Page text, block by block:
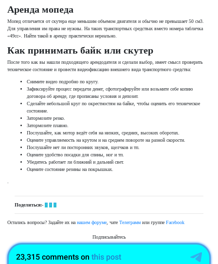
Аренда мопеда
Мопед отличается от скутера еще меньшим объемом двигателя и обычно не превышает 50 см3.
Для управления им права не нужны. На таких транспортных средствах вместо номера табличка
«49сс». Найти такой в аренду практически нереально.
Как принимать байк или скутер
После того как вы нашли подходящего арендодателя и сделали выбор, имеет смысл проверить
техническое состояние и провести видеофиксацию внешнего вида транспортного средства:
Снимите видео подробно по кругу.
Зафиксируйте процесс передачи денег, сфотографируйте или возьмите себе копию
договора об аренде, где прописаны условия и депозит.
Сделайте небольшой круг по окрестностям на байке, чтобы оценить его техническое
состояние.
Затормозите резко.
Затормозите плавно.
Послушайте, как мотор ведёт себя на низких, средних, высоких оборотах.
Оцените управляемость на крутом и на среднем повороте на разной скорости.
Послушайте нет ли посторонних звуков, щелчков и тп.
Оцените удобство посадки для спины, ног и тп.
Убедитесь работает ли ближний и дальний свет.
Оцените состояние резины на покрышках.
Поделиться:-
Остались вопросы? Задайте их нанашем форуме, чате Телеграмм или группе Facebook
Подписывайтесь